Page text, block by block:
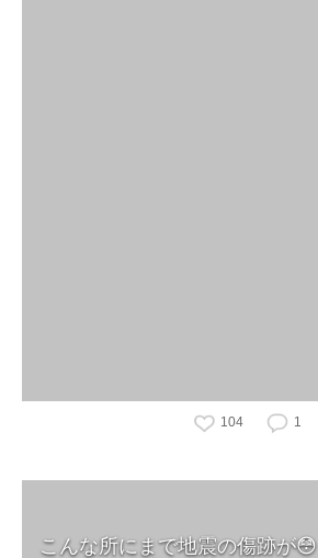
104 1
こんな所にまで地震の傷跡が😳